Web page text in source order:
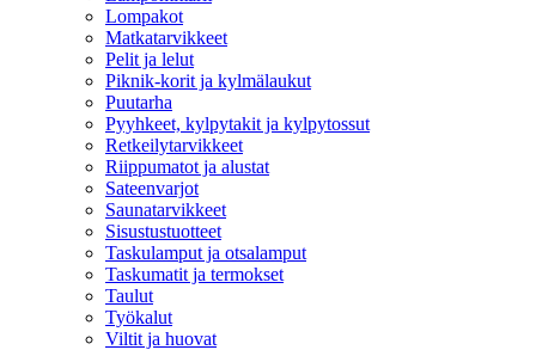
Lompakot
Matkatarvikkeet
Pelit ja lelut
Piknik-korit ja kylmälaukut
Puutarha
Pyyhkeet, kylpytakit ja kylpytossut
Retkeilytarvikkeet
Riippumatot ja alustat
Sateenvarjot
Saunatarvikkeet
Sisustustuotteet
Taskulamput ja otsalamput
Taskumatit ja termokset
Taulut
Työkalut
Viltit ja huovat